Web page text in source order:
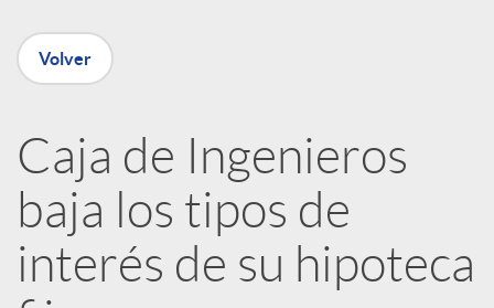
n
R
e
d
Volver
Caja de Ingenieros
baja los tipos de
interés de su hipoteca